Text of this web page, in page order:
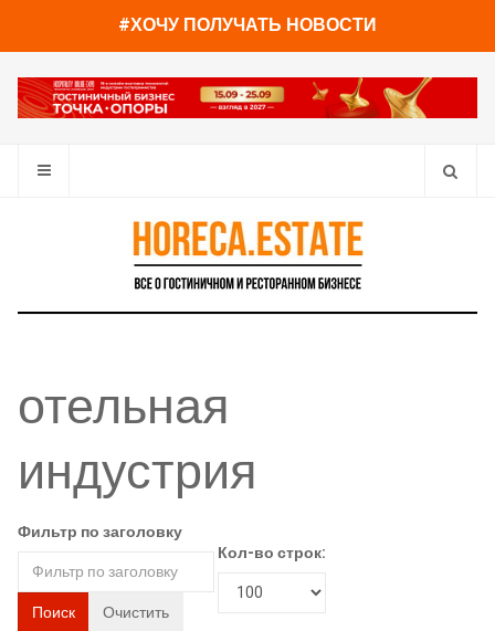
#ХОЧУ ПОЛУЧАТЬ НОВОСТИ
отельная
индустрия
Фильтр по заголовку
Поиск Очистить
Кол-во строк: